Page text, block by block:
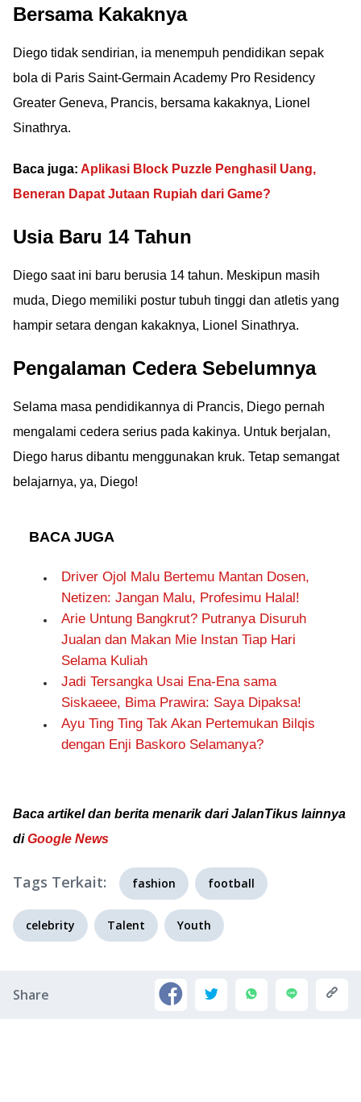
Bersama Kakaknya
Diego tidak sendirian, ia menempuh pendidikan sepak
bola di Paris Saint-Germain Academy Pro Residency
Greater Geneva, Prancis, bersama kakaknya, Lionel
Sinathrya.
Baca juga: Aplikasi Block Puzzle Penghasil Uang,
Beneran Dapat Jutaan Rupiah dari Game?
Usia Baru 14 Tahun
Diego saat ini baru berusia 14 tahun. Meskipun masih
muda, Diego memiliki postur tubuh tinggi dan atletis yang
hampir setara dengan kakaknya, Lionel Sinathrya.
Pengalaman Cedera Sebelumnya
Selama masa pendidikannya di Prancis, Diego pernah
mengalami cedera serius pada kakinya. Untuk berjalan,
Diego harus dibantu menggunakan kruk. Tetap semangat
belajarnya, ya, Diego!
BACA JUGA
Driver Ojol Malu Bertemu Mantan Dosen,
Netizen: Jangan Malu, Profesimu Halal!
Arie Untung Bangkrut? Putranya Disuruh
Jualan dan Makan Mie Instan Tiap Hari
Selama Kuliah
Jadi Tersangka Usai Ena-Ena sama
Siskaeee, Bima Prawira: Saya Dipaksa!
Ayu Ting Ting Tak Akan Pertemukan Bilqis
dengan Enji Baskoro Selamanya?
Baca artikel dan berita menarik dari JalanTikus lainnya
diGoogle News
Tags Terkait: fashion football
celebrity Talent Youth
Share